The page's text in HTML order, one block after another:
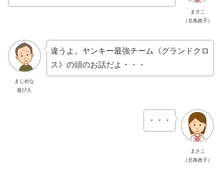
まさこ
（北条政子）
まじめな
遊び人
違うよ。ヤンキー最強チーム《グランドクロ
ス》の頭のお話だよ・・・
まさこ
（北条政子）
・・・